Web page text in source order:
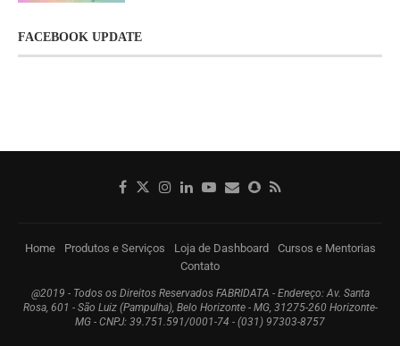
FACEBOOK UPDATE
Home Produtos e Serviços Loja de Dashboard
Cursos e Mentorias
Contato
@2019 - Todos os Direitos Reservados FABRIDATA - Endereço: Av. Santa
Rosa, 601 - São Luiz (Pampulha), Belo Horizonte - MG, 31275-260 Horizonte-
MG - CNPJ: 39.751.591/0001-74 - (031) 97303-8757